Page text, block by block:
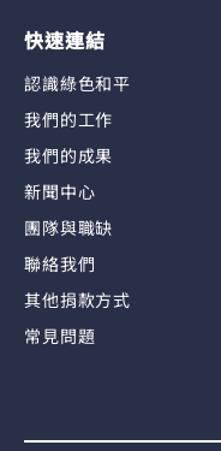
快速連結
認識綠色和平
我們的工作
我們的成果
新聞中心
團隊與職缺
聯絡我們
其他捐款方式
常見問題